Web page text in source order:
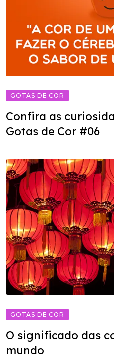
GOTAS DE COR
Confira as
Gotas de Cor #06
GOTAS DE COR
O significado das
mundo